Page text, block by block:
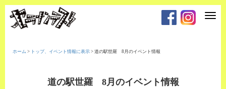
T
ホーム > トップ、イベント情報に表示 > 道の駅世羅 8月のイベント情報
道の駅世羅 8月のイベント情報